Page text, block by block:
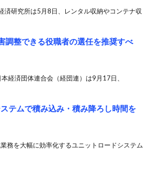
研究所は5月8日、レンタル収納やコンテナ収
調整できる役職者の選任を推奨すべ
経済団体連合会（経団連）は9月17日、
テムで積み込み・積み降ろし時間を
務を大幅に効率化するユニットロードシステム